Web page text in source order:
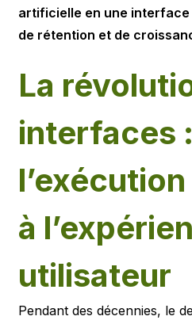
artificielle en une
de rétention et de
La
interfaces
à
utilisateur
Pendant des décennies, le